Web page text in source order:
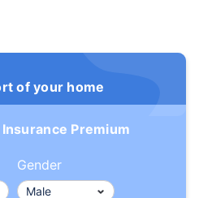
of your home
Premium
Gender
₹ 630/నెల *